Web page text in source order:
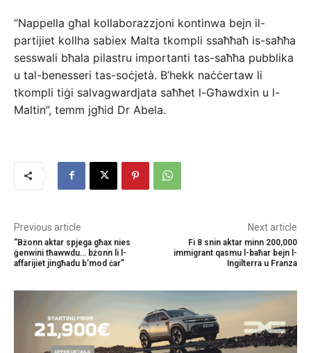
“Nappella għal kollaborazzjoni kontinwa bejn il-
partijiet kollha sabiex Malta tkompli ssaħħaħ is-saħħa
sesswali bħala pilastru importanti tas-saħħa pubblika
u tal-benesseri tas-soċjetà. B’hekk naċċertaw li
tkompli tiġi salvagwardjata saħħet l-Għawdxin u l-
Maltin”, temm jgħid Dr Abela.
Previous article
“Bżonn aktar spjega għax nies
ġenwini tħawwdu… bżonn li l-
affarijiet jingħadu b’mod ċar”
Next article
Fi 8 snin aktar minn 200,000
immigrant qasmu l-baħar bejn l-
Ingilterra u Franza